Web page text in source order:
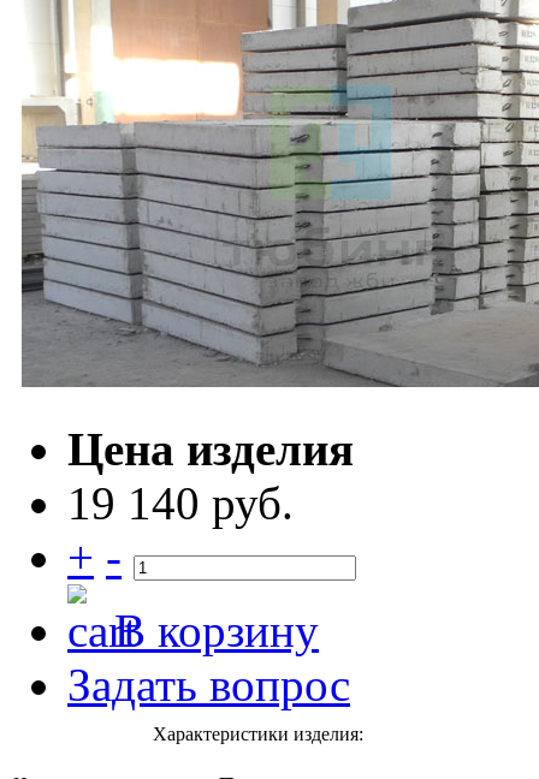
Цена изделия
19 140 руб.
+ -
В корзину
Задать вопрос
Характеристики изделия: